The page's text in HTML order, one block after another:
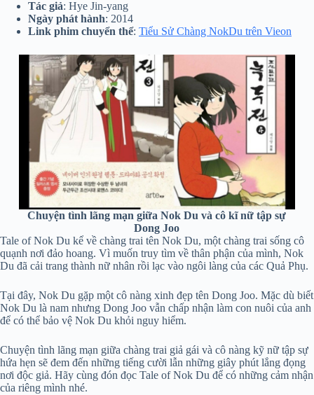
Tác giả: Hye Jin-yang
Ngày phát hành: 2014
Link phim chuyển thể: Tiểu Sử Chàng NokDu trên Vieon
Chuyện tình lãng mạn giữa Nok Du và cô kĩ nữ tập sự
Dong Joo
Tale of Nok Du kể về chàng trai tên Nok Du, một chàng trai sống cô
quạnh nơi đảo hoang. Vì muốn truy tìm về thân phận của mình, Nok
Du đã cải trang thành nữ nhân rồi lạc vào ngôi làng của các Quả Phụ.
Tại đây, Nok Du gặp một cô nàng xinh đẹp tên Dong Joo. Mặc dù biết
Nok Du là nam nhưng Dong Joo vẫn chấp nhận làm con nuôi của anh
để có thể bảo vệ Nok Du khỏi nguy hiểm.
Chuyện tình lãng mạn giữa chàng trai giả gái và cô nàng kỹ nữ tập sự
hứa hẹn sẽ đem đến những tiếng cười lẫn những giây phút lắng đọng
nơi độc giả. Hãy cùng đón đọc Tale of Nok Du để có những cảm nhận
của riêng mình nhé.